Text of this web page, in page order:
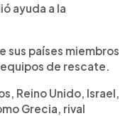
ayuda a la
sus países miembros
de rescate.
Reino Unido, Israel,
Grecia, rival